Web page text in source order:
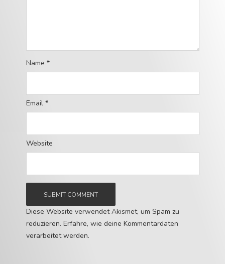
Name *
Email *
Website
Diese Website verwendet Akismet, um Spam zu
reduzieren. Erfahre, wie deine Kommentardaten
verarbeitet werden.